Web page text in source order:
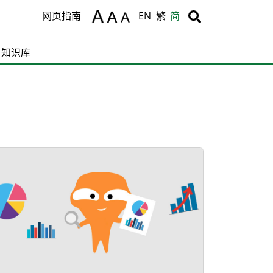
Body
网页指南 EN 繁 简 Body
知识库